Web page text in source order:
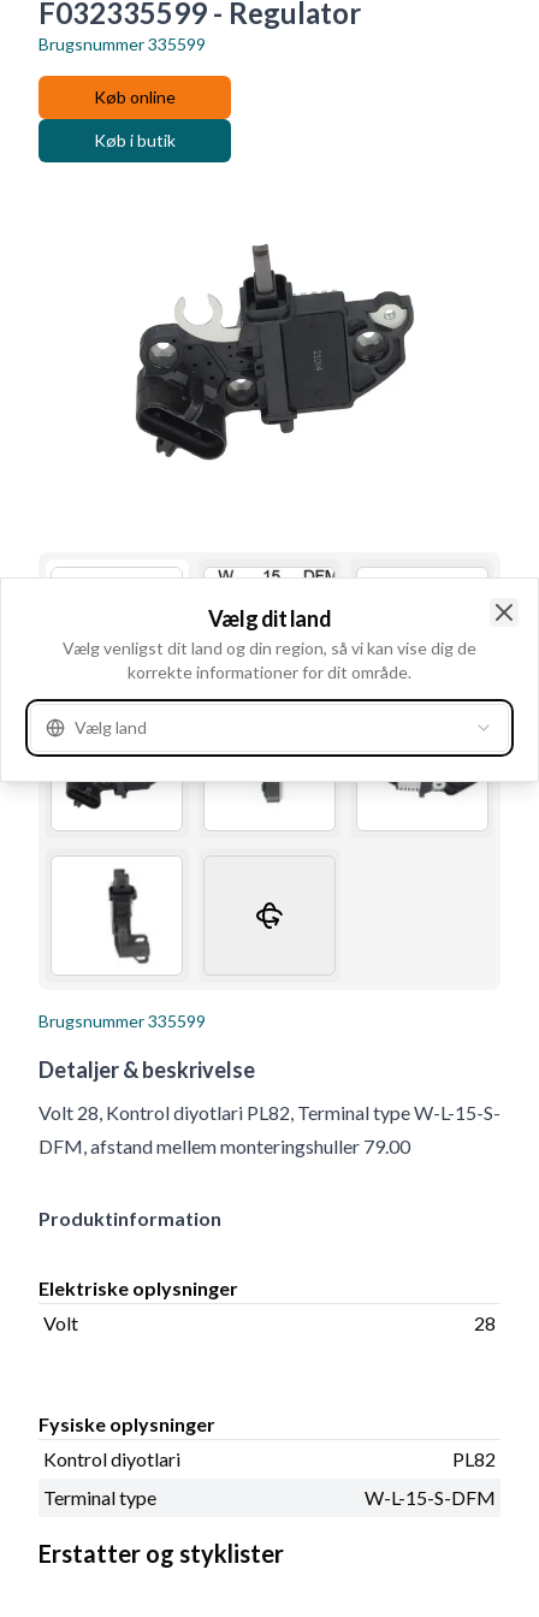
F032335599 - Regulator
Brugsnummer335599
Køb online
Køb i butik
Brugsnummer335599
Detaljer & beskrivelse
Volt 28, Kontrol diyotlari PL82, Terminal type W-L-15-S-
DFM, afstand mellem monteringshuller 79.00
Produktinformation
Elektriske oplysninger
Volt
28
Fysiske oplysninger
Kontrol diyotlari
PL82
Terminal type
W-L-15-S-DFM
Erstatter og styklister
Vælg dit land
Vælg venligst dit land og din region, så vi kan vise dig de
korrekte informationer for dit område.
Vælg land